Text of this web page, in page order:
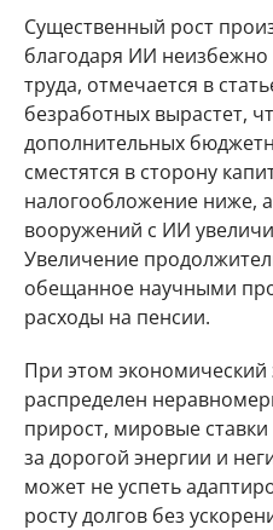
Существенный рост
благодаря ИИ
труда, отмечается в
безработных вырастет,
дополнительных
сместятся в сторону
налогообложение ниже,
вооружений с ИИ
Увеличение
обещанное научными
расходы на пенсии.
При этом экономический
распределен
прирост, мировые
за дорогой энергии и
может не успеть
росту долгов без